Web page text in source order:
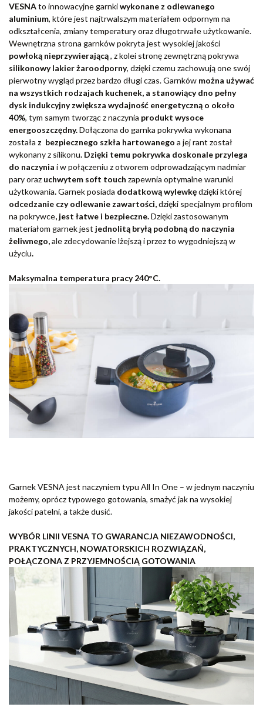
VESNAto innowacyjne garnkiwykonane z odlewanego
aluminium, które jest najtrwalszym materiałem odpornym na
odkształcenia, zmiany temperatury oraz długotrwałe użytkowanie.
Wewnętrzna strona garnków pokryta jest wysokiej jakości
powłoką nieprzywierającą, z kolei stronę zewnętrzną pokrywa
silikonowy lakier żaroodporny, dzięki czemu zachowują one swój
pierwotny wygląd przez bardzo długi czas. Garnków można używać
na wszystkich rodzajach kuchenek, a stanowiący dno pełny
dysk indukcyjny zwiększa wydajność energetyczną o około
40%, tym samym tworząc z naczynia produkt wysoce
energooszczędny.Dołączona do garnka pokrywka wykonana
została z bezpiecznego szkła hartowanego a jej rant został
wykonany z silikonu. Dzięki temu pokrywka doskonale przylega
do naczynia i w połączeniu z otworem odprowadzającym nadmiar
pary oraz uchwytem soft touch zapewnia optymalne warunki
użytkowania.Garnek posiada dodatkową wylewkędzięki której
odcedzanie czy odlewanie zawartości,dzięki specjalnym profilom
na pokrywce, jest łatwe i bezpieczne.Dzięki zastosowanym
materiałom garnek jest jednolitą bryłą podobną do naczynia
żeliwnego,ale zdecydowanie lżejszą i przez to wygodniejszą w
użyciu.
Maksymalna temperatura pracy 240°C.
Garnek VESNA jest naczyniem typu All In One – w jednym naczyniu
możemy, oprócz typowego gotowania, smażyć jak na wysokiej
jakości patelni, a także dusić.
WYBÓR LINII VESNA TO GWARANCJA NIEZAWODNOŚCI,
PRAKTYCZNYCH, NOWATORSKICH ROZWIĄZAŃ,
POŁĄCZONA Z PRZYJEMNOŚCIĄ GOTOWANIA